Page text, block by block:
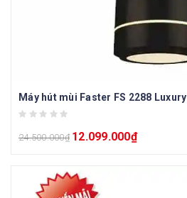
Máy hút mùi Faster FS 2288 Luxury
24.500.000₫ 12.099.000₫